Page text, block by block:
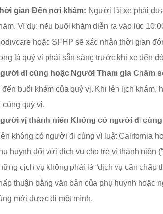
gian Đến nơi khám: Người lái xe phải
Ví dụ: nếu buổi khám diễn ra vào lúc
hoặc SFHP sẽ xác nhận thời gian
là quý vị phải sẵn sàng trước khi xe đến
đi cùng hoặc Người Tham gia Chăm
đến buổi khám của quý vị. Khi lên lịch khám,
cùng quý vị.
vị thành niên Không có người đi
không có người đi cùng vì luật California
huynh đối với dịch vụ cho trẻ vị thành niên
dịch vụ không phải là “dịch vụ cần chấp
thuận bằng văn bản của phụ huynh
mới được đi một mình.